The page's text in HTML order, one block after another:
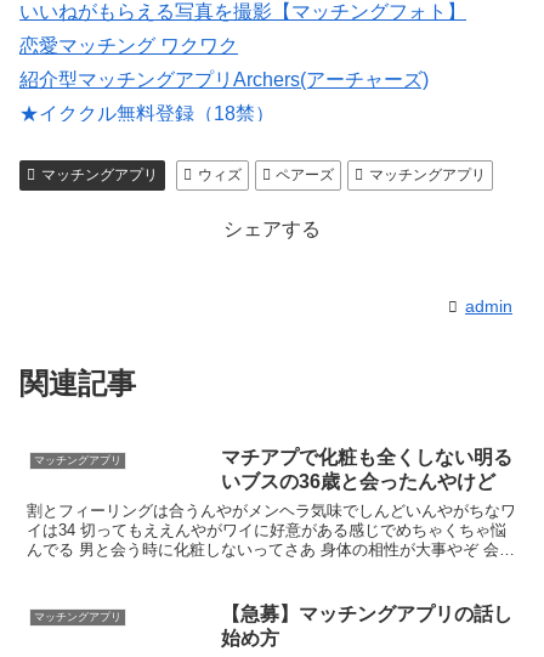
いいねがもらえる写真を撮影【マッチングフォト】
恋愛マッチング ワクワク
紹介型マッチングアプリArchers(アーチャーズ)
★イククル無料登録（18禁）
集/R18
マッチングアプリ ウィズ ペアーズ マッチングアプリ
シェアする
admin
関連記事
マッチングアプリ
マチアプで化粧も全くしない明る
いブスの36歳と会ったんやけど
割とフィーリングは合うんやがメンヘラ気味でしんどいんやがちなワ
イは34 切ってもええんやがワイに好意がある感じでめちゃくちゃ悩
んでる 男と会う時に化粧しないってさあ 身体の相性が大事やぞ 会う
マッチングアプリ
【急募】マッチングアプリの話し
始め方